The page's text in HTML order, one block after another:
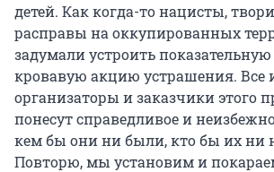
детей. Как когда-то нацисты,
расправы на оккупированных
задумали устроить показательную
кровавую акцию устрашения. Все
организаторы и заказчики этого
понесут справедливое и
кем бы они ни были, кто бы их ни
Повторю, мы установим и